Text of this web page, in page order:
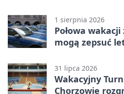
1 sierpnia 2026
Połowa wakacji
mogą zepsuć
31 lipca 2026
Wakacyjny
Chorzowie